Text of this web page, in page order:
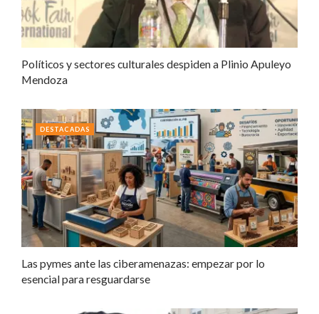
Políticos y sectores culturales despiden a Plinio Apuleyo
Mendoza
Las pymes ante las ciberamenazas: empezar por lo
esencial para resguardarse
DESTACADAS